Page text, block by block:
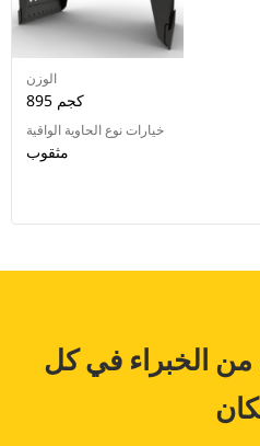
الوزن
895 كجم
خيارات نوع الحاوية الواقية
مثقوب
الخبراء في كل